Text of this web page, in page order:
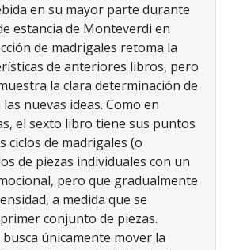
en su mayor parte durante
estancia de Monteverdi en
de madrigales retoma la
de anteriores libros, pero
la clara determinación de
nuevas ideas. Como en
el sexto libro tiene sus puntos
ciclos de madrigales (o
de piezas individuales con un
pero que gradualmente
a medida que se
conjunto de piezas.
únicamente mover la